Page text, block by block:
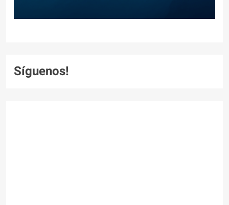
Síguenos!